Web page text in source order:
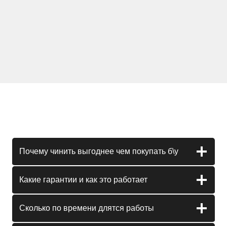
Почему чинить выгоднее чем покупать б\у
Какие гарантии и как это работает
Сколько по времени длятся работы